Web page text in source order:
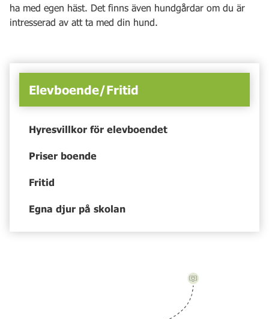
ha med egen häst. Det finns även hundgårdar om du är
intresserad av att ta med din hund.
Elevboende/Fritid
Hyresvillkor för elevboendet
Priser boende
Fritid
Egna djur på skolan